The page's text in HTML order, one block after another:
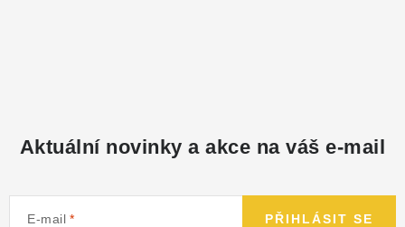
Aktuální novinky a akce na váš e-mail
E-mail PŘIHLÁSIT SE